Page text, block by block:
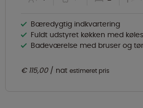
Bæredygtig indkvartering
Fuldt udstyret køkken med
Badeværelse med bruser og
€ 115,00 nat estimeret pris